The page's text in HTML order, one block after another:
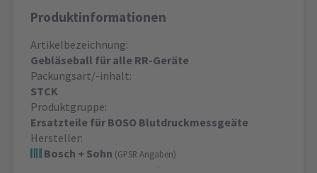
Produktinformationen
Artikelbezeichnung:
Gebläseball für alle RR-Geräte
Packungsart/-inhalt:
STCK
Produktgruppe:
Ersatzteile für BOSO Blutdruckmessgeäte
Hersteller:
Bosch + Sohn (GPSR Angaben)